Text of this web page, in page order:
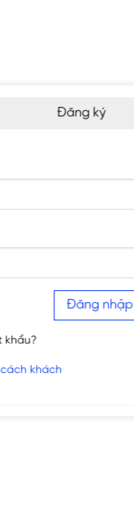
Đăng ký
Đăng nhập
khẩu?
khách